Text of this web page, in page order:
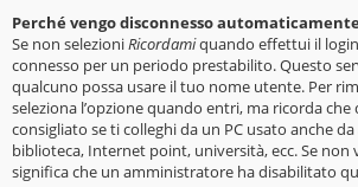
Perché vengo disconnesso
Se non selezioniRicordamiquando effettui il
connesso per un periodo prestabilito. Questo
qualcuno possa usare il tuo nome utente. Per
seleziona l’opzione quando entri, ma ricorda
consigliato se ti colleghi da un PC usato anche da
biblioteca, Internet point, università, ecc. Se non
significa che un amministratore ha disabilitato